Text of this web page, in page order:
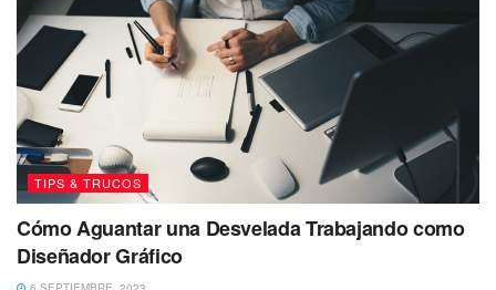
TIPS & TRUCOS
Cómo Aguantar una Desvelada Trabajando como
Diseñador Gráfico